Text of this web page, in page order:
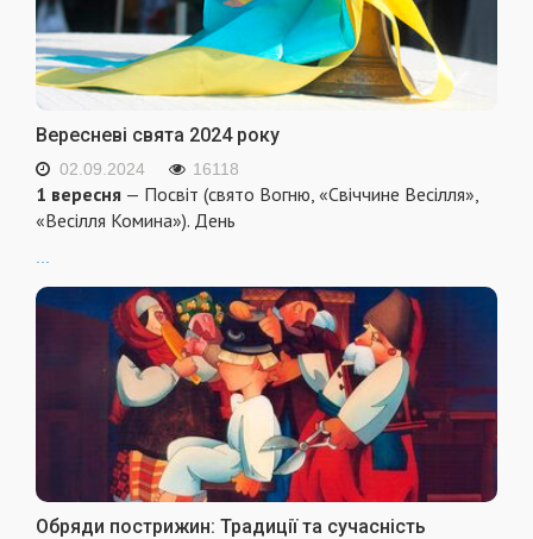
Вересневі свята 2024 року
02.09.2024 16118
1 вересня — Посвіт (свято Вогню, «Свіччине Весілля»,
«Весілля Комина»). День
...
Обряди пострижин: Традиції та сучасність